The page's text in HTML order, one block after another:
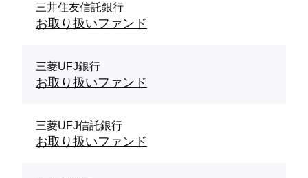
三井住友信託銀行
お取り扱いファンド
三菱UFJ銀行
お取り扱いファンド
三菱UFJ信託銀行
お取り扱いファンド